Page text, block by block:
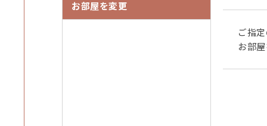
【お子様の食事に関して】
・小学生夕食：子供会席（大人に準じた内容で、量
お部屋を変更
ご指
お部